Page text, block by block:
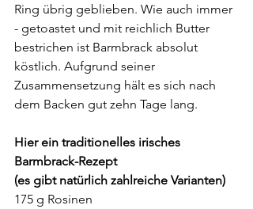
Ring übrig geblieben. Wie auch immer
- getoastet und mit reichlich Butter
bestrichen ist Barmbrack absolut
köstlich. Aufgrund seiner
Zusammensetzung hält es sich nach
dem Backen gut zehn Tage lang.
Hier ein traditionelles irisches
Barmbrack-Rezept
(es gibt natürlich zahlreiche Varianten)
175 g Rosinen